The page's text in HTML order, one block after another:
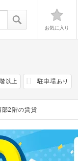
お気に入り
以上 駐車場あり
部2階の賃貸